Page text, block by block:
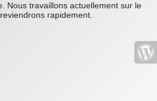
Nous travaillons actuellement sur le
rapidement.